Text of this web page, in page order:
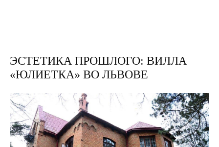
ЭСТЕТИКА ПРОШЛОГО: ВИЛЛА
«ЮЛИЕТКА» ВО ЛЬВОВЕ